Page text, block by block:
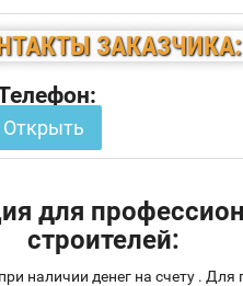
ЗАКАЗЧИКА:
Открыть
для
строителей:
наличии денег на счету . Для